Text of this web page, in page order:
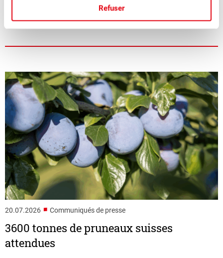
Refuser
La saison des pruneaux suisses juteux et aromatiques bat
20.07.2026 ■ Communiqués de presse
3600 tonnes de pruneaux suisses
attendues